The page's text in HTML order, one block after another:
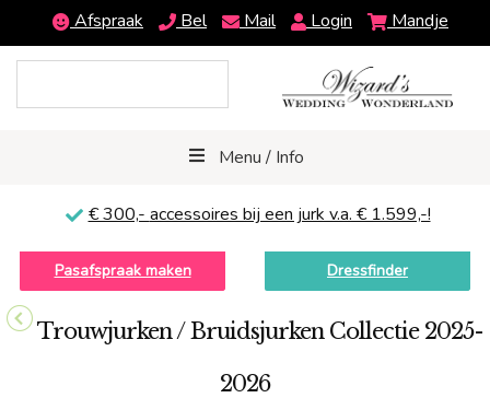
Afspraak Bel Mail Login Mandje
Menu / Info
€ 300,- accessoires bij een jurk v.a. € 1.599,-!
Pasafspraak maken Dressfinder
Trouwjurken / Bruidsjurken Collectie 2025-
2026